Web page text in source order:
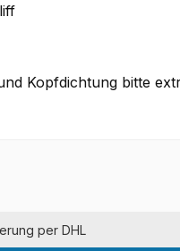
Kopfdichtung bitte
per DHL